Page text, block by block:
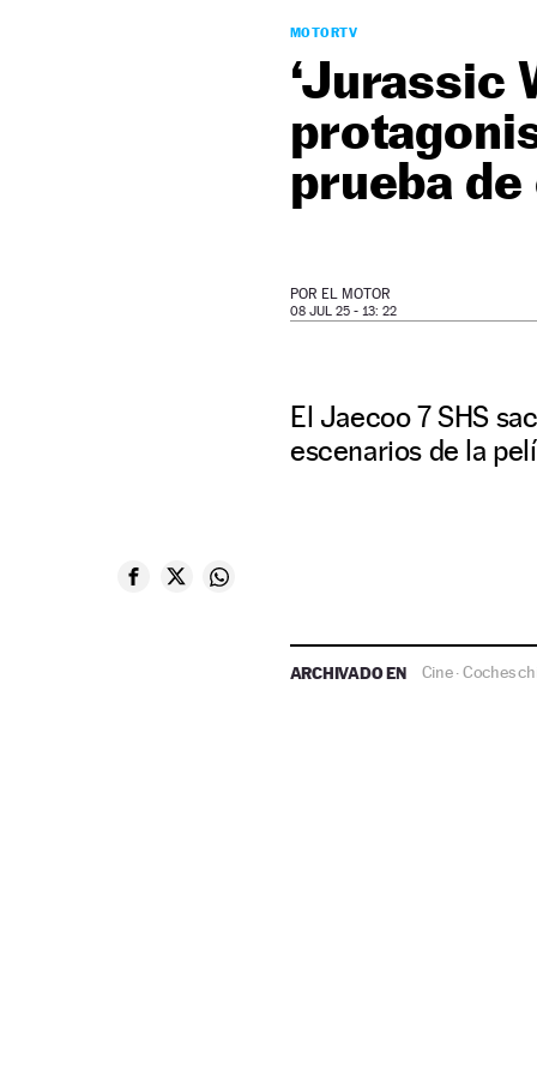
MOTORTV
‘Jurassic
prueba
POR EL MOTOR
08 JUL 25 - 13: 22
El Jaecoo 7 SHS
escenarios de la
ARCHIVADO EN Cine·Coches